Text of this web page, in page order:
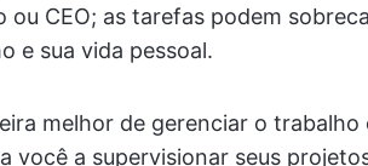
ou CEO; as tarefas podem
e sua vida pessoal.
melhor de gerenciar o
você a supervisionar seus